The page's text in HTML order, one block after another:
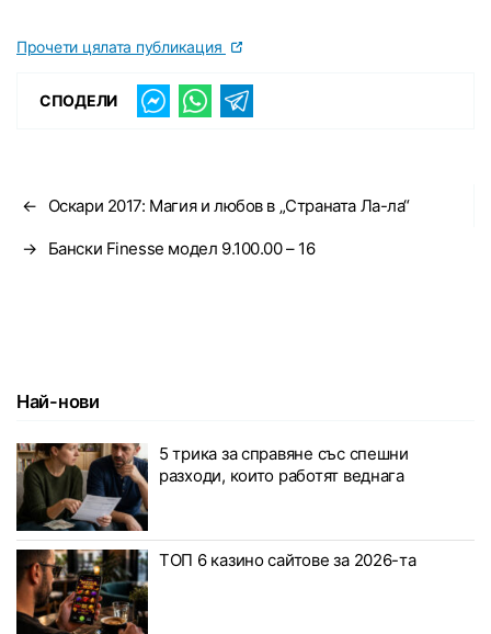
Прочети цялата публикация
СПОДЕЛИ
← Оскари 2017: Магия и любов в „Страната Ла-ла“
→ Бански Finesse модел 9.100.00 – 16
Най-нови
5 трика за справяне със спешни
разходи, които работят веднага
ТОП 6 казино сайтове за 2026-та